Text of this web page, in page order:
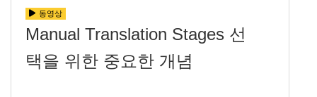
동영상
Manual Translation Stages 선
택을 위한 중요한 개념